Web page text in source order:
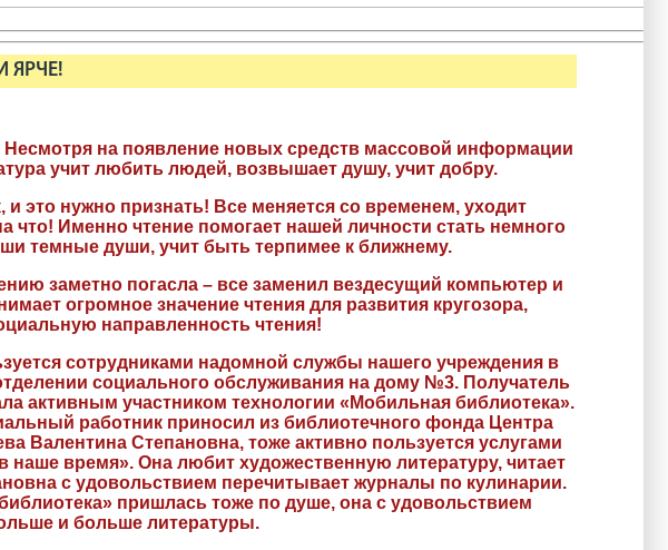
ЯРЧЕ!
на появление новых средств массовой информации
учит любить людей, возвышает душу, учит добру.
это нужно признать! Все меняется со временем, уходит
Именно чтение помогает нашей личности стать немного
темные души, учит быть терпимее к ближнему.
заметно погасла – все заменил вездесущий компьютер и
огромное значение чтения для развития кругозора,
направленность чтения!
сотрудниками надомной службы нашего учреждения в
социального обслуживания на дому №3. Получатель
активным участником технологии «Мобильная библиотека».
работник приносил из библиотечного фонда Центра
Степановна, тоже активно пользуется услугами
наше время». Она любит художественную литературу, читает
с удовольствием перечитывает журналы по кулинарии.
пришлась тоже по душе, она с удовольствием
и больше литературы.